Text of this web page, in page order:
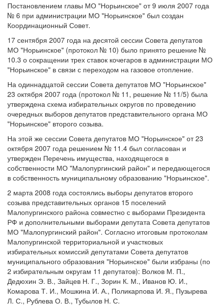
Постановлением главы МО "Норьинское" от 9 июля 2007 года
№ 6 при администрации МО "Норьинское" был создан
Координационный Совет.
17 сентября 2007 года на десятой сессии Совета депутатов
МО "Норьинское" (протокол № 10) было принято решение №
10.3 о сокращении трех ставок кочегаров в администрации МО
"Норьинское" в связи с переходом на газовое отопление.
На одиннадцатой сессии Совета депутатов МО "Норьинское"
23 октября 2007 года (протокол № 11, решение № 11/5) была
утверждена схема избирательных округов по проведению
очередных выборов депутатов представительного органа МО
"Норьинское" второго созыва.
На этой же сессии Совета депутатов МО "Норьинское" от 23
октября 2007 года решением № 11.4 был согласован и
утвержден Перечень имущества, находящегося в
собственности МО "Малопургинский район" и передающегося
в собственность муниципальному образованию "Норьинское".
2 марта 2008 года состоялись выборы депутатов второго
созыва представительных органов 15 поселений
Малопургинского района совместно с выборами Президента
РФ и дополнительными выборами депутата Совета депутатов
МО "Малопургинский район". Согласно итоговым протоколам
Малопургинской территориальной и участковых
избирательных комиссий депутатами Совета депутатов
муниципального образования "Норьинское" были избраны (по
2 избирательным округам 11 депутатов): Волков М. П.,
Дедюхин Э. В., Зайцев Н. Г., Зорин К. М., Иванов Ю. И.,
Комарова Т. И., Мошкина И. А., Поликарпова И. Я., Пузырева
Л. С., Рублева О. В., Тубылов Н. С.